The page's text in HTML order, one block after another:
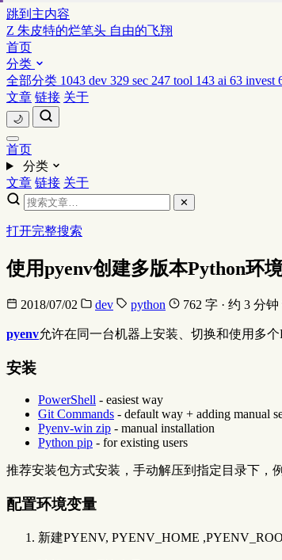
跳到主内容
Z 朱皮特的烂笔头 自由的飞翔
首页
分类
全部分类 1043 dev 329 sec 247 tool 143 ai 63 invest
文章 链接 关于
🌙
首页
分类
文章 链接 关于
✕
打开完整搜索
使用pyenv创建多版本Python环
2018/07/02 dev python 762 字 · 约 3 分钟
pyenv允许在同一台机器上安装、切换和使用多个
安装
PowerShell - easiest way
Git Commands - default way + adding manual
Pyenv-win zip - manual installation
Python pip - for existing users
推荐安装包方式安装，手动解压到指定目录下，
配置环境变量
新建PYENV, PYENV_HOME